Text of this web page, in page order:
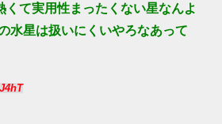
くて実用性まったくない星なんよ
水星は扱いにくいやろなあって